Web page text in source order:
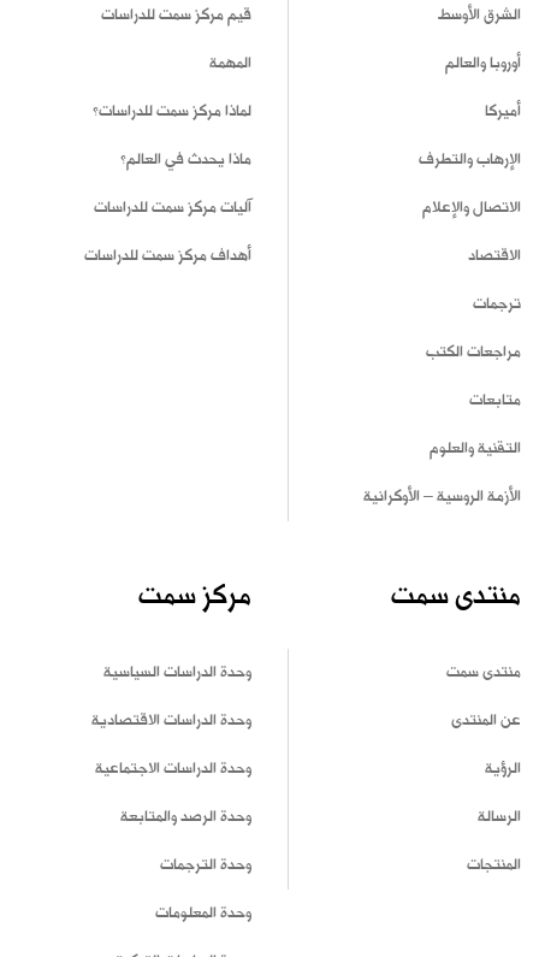
الشرق الأوسط
أوروبا والعالم
أميركا
الإرهاب والتطرف
الاتصال والإعلام
الاقتصاد
ترجمات
مراجعات الكتب
متابعات
التقنية والعلوم
الأزمة الروسية – الأوكرانية
قيم مركز سمت للدراسات
المهمة
لماذا مركز سمت للدراسات؟
ماذا يحدث في العالم؟
آليات مركز سمت للدراسات
أهداف مركز سمت للدراسات
منتدى سمت
منتدى سمت
عن المنتدى
الرؤية
الرسالة
المنتجات
مركز سمت
وحدة الدراسات السياسية
وحدة الدراسات الاقتصادية
وحدة الدراسات الاجتماعية
وحدة الرصد والمتابعة
وحدة الترجمات
وحدة المعلومات